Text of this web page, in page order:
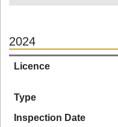
2024
Licence
Type
Inspection Date